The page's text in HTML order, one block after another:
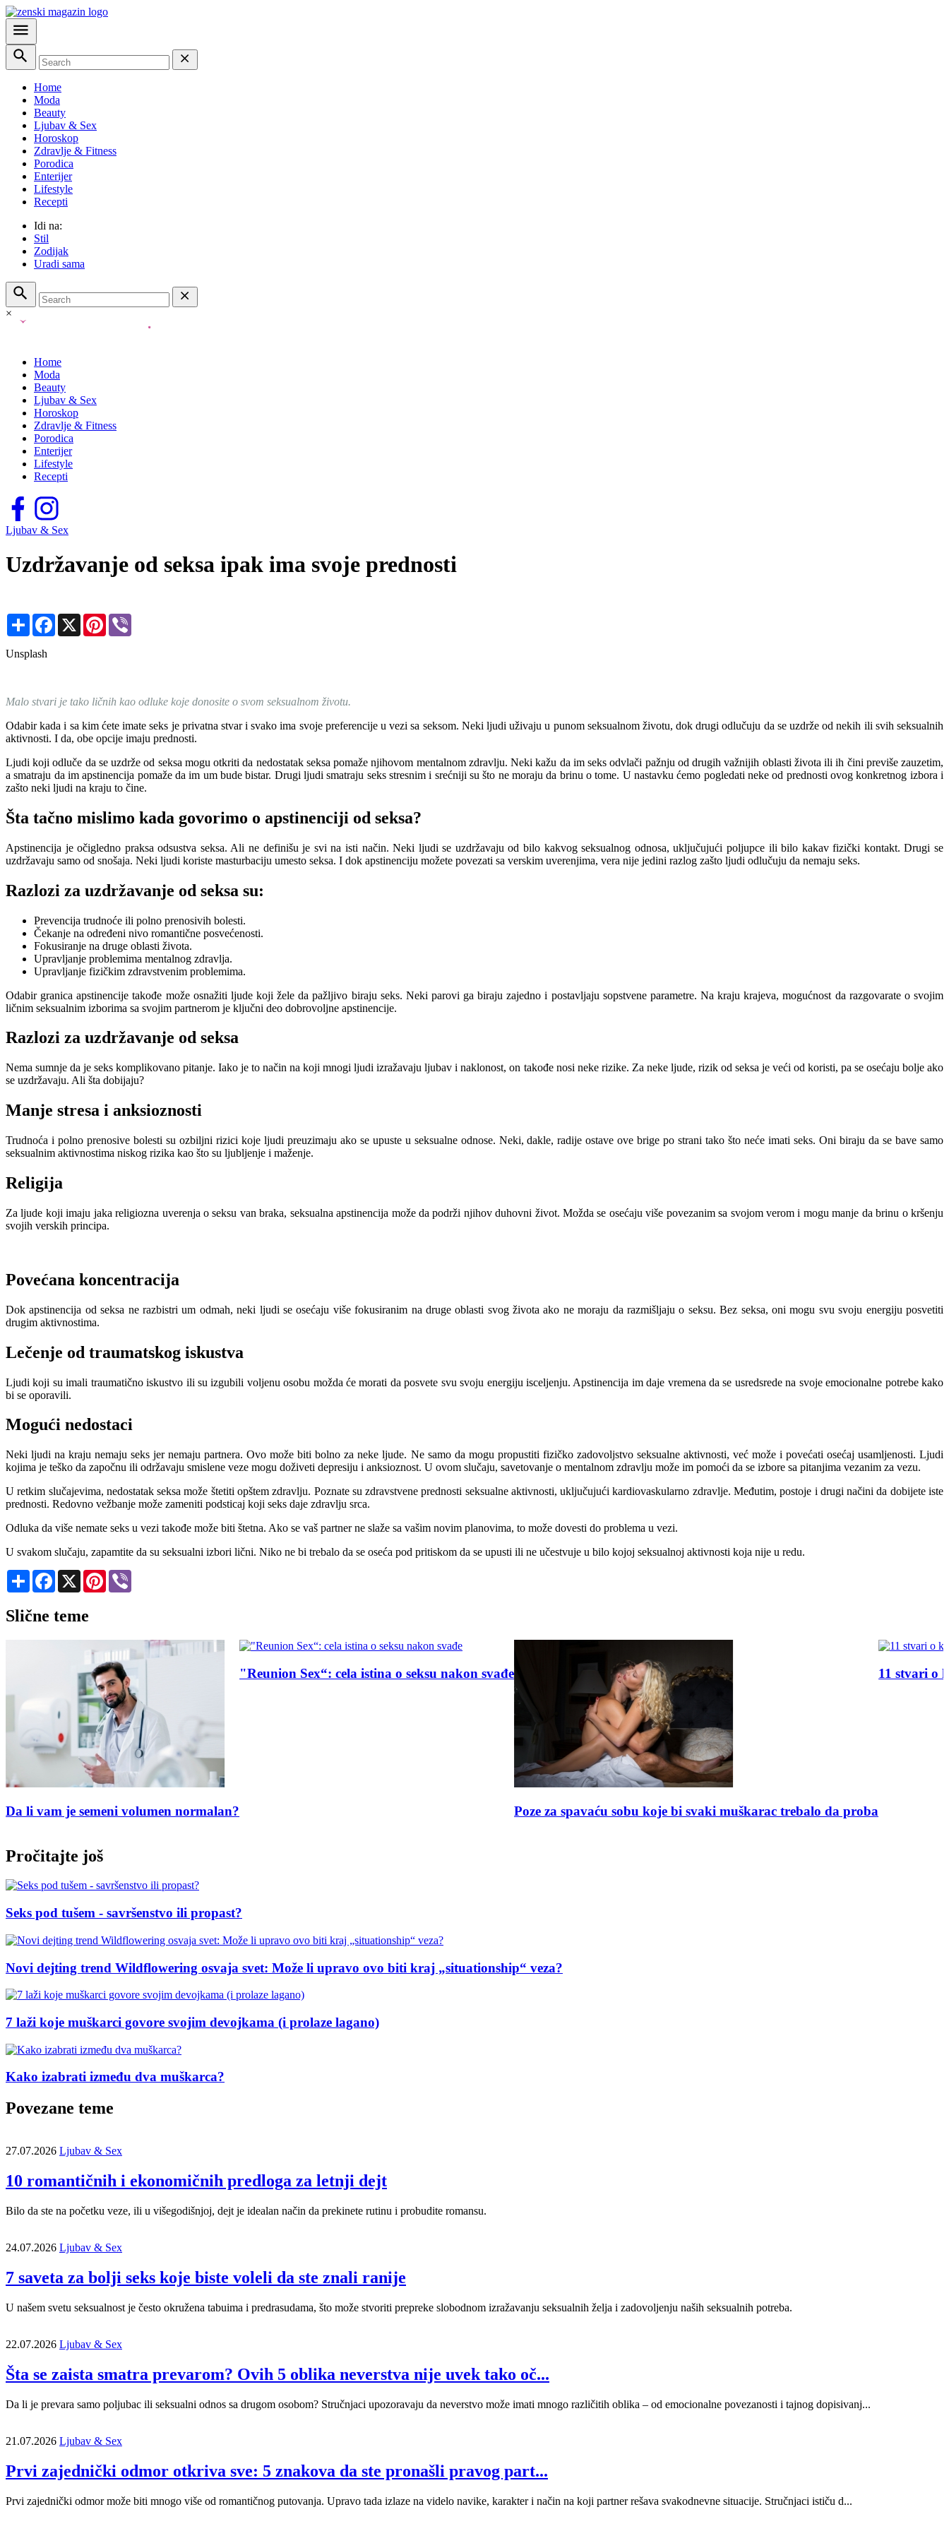
Home
Moda
Beauty
Ljubav & Sex
Horoskop
Zdravlje & Fitness
Porodica
Enterijer
Lifestyle
Recepti
Idi na:
Stil
Zodijak
Uradi sama
×
Home
Moda
Beauty
Ljubav & Sex
Horoskop
Zdravlje & Fitness
Porodica
Enterijer
Lifestyle
Recepti
Ljubav & Sex
Uzdržavanje od seksa ipak ima svoje prednosti
Share Facebook
X Pinterest
Unsplash
Malo stvari je tako ličnih kao odluke koje donosite o svom seksualnom životu.
Odabir kada i sa kim ćete imate seks je privatna stvar i svako ima svoje preferencije u vezi sa seksom. Neki ljudi uživaju u punom seksualnom životu, dok drugi odlučuju da se uzdrže od nekih ili svih seksualnih
aktivnosti. I da, obe opcije imaju prednosti.
Ljudi koji odluče da se uzdrže od seksa mogu otkriti da nedostatak seksa pomaže njihovom mentalnom zdravlju. Neki kažu da im seks odvlači pažnju od drugih važnijih oblasti života ili ih čini previše zauzetim,
a smatraju da im apstinencija pomaže da im um bude bistar. Drugi ljudi smatraju seks stresnim i srećniji su što ne moraju da brinu o tome. U nastavku ćemo pogledati neke od prednosti ovog konkretnog izbora i
zašto neki ljudi na kraju to čine.​
Šta tačno mislimo kada govorimo o apstinenciji od seksa?
Apstinencija je očigledno praksa odsustva seksa. Ali ne definišu je svi na isti način. Neki ljudi se uzdržavaju od bilo kakvog seksualnog odnosa, uključujući poljupce ili bilo kakav fizički kontakt. Drugi se
uzdržavaju samo od snošaja. Neki ljudi koriste masturbaciju umesto seksa. I dok apstinenciju možete povezati sa verskim uverenjima, vera nije jedini razlog zašto ljudi odlučuju da nemaju seks.
Razlozi za uzdržavanje od seksa su:​​
Prevencija trudnoće ili polno prenosivih bolesti.
Čekanje na određeni nivo romantične posvećenosti.
Fokusiranje na druge oblasti života.
Upravljanje problemima mentalnog zdravlja.
Upravljanje fizičkim zdravstvenim problemima.
Odabir granica apstinencije takođe može osnažiti ljude koji žele da pažljivo biraju seks. Neki parovi ga biraju zajedno i postavljaju sopstvene parametre. Na kraju krajeva, mogućnost da razgovarate o svojim
ličnim seksualnim izborima sa svojim partnerom je ključni deo dobrovoljne apstinencije.
Razlozi za uzdržavanje od seksa
Nema sumnje da je seks komplikovano pitanje. Iako je to način na koji mnogi ljudi izražavaju ljubav i naklonost, on takođe nosi neke rizike. Za neke ljude, rizik od seksa je veći od koristi, pa se osećaju bolje ako
se uzdržavaju. Ali šta dobijaju?
Manje stresa i anksioznosti
Trudnoća i polno prenosive bolesti su ozbiljni rizici koje ljudi preuzimaju ako se upuste u seksualne odnose. Neki, dakle, radije ostave ove brige po strani tako što neće imati seks. Oni biraju da se bave samo
seksualnim aktivnostima niskog rizika kao što su ljubljenje i maženje.
Religija
Za ljude koji imaju jaka religiozna uverenja o seksu van braka, seksualna apstinencija može da podrži njihov duhovni život. Možda se osećaju više povezanim sa svojom verom i mogu manje da brinu o kršenju
svojih verskih principa.
Povećana koncentracija
Dok apstinencija od seksa ne razbistri um odmah, neki ljudi se osećaju više fokusiranim na druge oblasti svog života ako ne moraju da razmišljaju o seksu. Bez seksa, oni mogu svu svoju energiju posvetiti
drugim aktivnostima.
Lečenje od traumatskog iskustva
Ljudi koji su imali traumatično iskustvo ili su izgubili voljenu osobu možda će morati da posvete svu svoju energiju isceljenju. Apstinencija im daje vremena da se usredsrede na svoje emocionalne potrebe kako
bi se oporavili.
Mogući nedostaci
Neki ljudi na kraju nemaju seks jer nemaju partnera. Ovo može biti bolno za neke ljude. Ne samo da mogu propustiti fizičko zadovoljstvo seksualne aktivnosti, već može i povećati osećaj usamljenosti. Ljudi
kojima je teško da započnu ili održavaju smislene veze mogu doživeti depresiju i anksioznost. U ovom slučaju, savetovanje o mentalnom zdravlju može im pomoći da se izbore sa pitanjima vezanim za vezu.
U retkim slučajevima, nedostatak seksa može štetiti opštem zdravlju. Poznate su zdravstvene prednosti seksualne aktivnosti, uključujući kardiovaskularno zdravlje. Međutim, postoje i drugi načini da dobijete iste
prednosti. Redovno vežbanje može zameniti podsticaj koji seks daje zdravlju srca.
Odluka da više nemate seks u vezi takođe može biti štetna. Ako se vaš partner ne slaže sa vašim novim planovima, to može dovesti do problema u vezi.
U svakom slučaju, zapamtite da su seksualni izbori lični. Niko ne bi trebalo da se oseća pod pritiskom da se upusti ili ne učestvuje u bilo kojoj seksualnoj aktivnosti koja nije u redu.
Share Facebook
X Pinterest
Slične teme
"Reunion Sex“: cela istina o seksu nakon svađe
Poze za spavaću sobu koje bi svaki muškarac trebalo da proba
11 stvari o kojima žene razmišljaju tokom jutarnjeg
Pročitajte još
Seks pod tušem - savršenstvo ili propast?
Novi dejting trend Wildflowering osvaja svet: Može li upravo ovo biti kraj „situationship“ veza?
7 laži koje muškarci govore svojim devojkama (i prolaze lagano)
Kako izabrati između dva muškarca?
Povezane teme
27.07.2026 Ljubav & Sex
10 romantičnih i ekonomičnih predloga za letnji dejt
Bilo da ste na početku veze, ili u višegodišnjoj, dejt je idealan način da prekinete rutinu i probudite romansu.
24.07.2026 Ljubav & Sex
7 saveta za bolji seks koje biste voleli da ste znali ranije
U našem svetu seksualnost je često okružena tabuima i predrasudama, što može stvoriti prepreke slobodnom izražavanju seksualnih želja i zadovoljenju naših seksualnih potreba.
22.07.2026 Ljubav & Sex
Šta se zaista smatra prevarom? Ovih 5 oblika neverstva nije uvek tako oč...
Da li je prevara samo poljubac ili seksualni odnos sa drugom osobom? Stručnjaci upozoravaju da neverstvo može imati mnogo različitih oblika – od emocionalne povezanosti i tajnog dopisivanj...
21.07.2026 Ljubav & Sex
Prvi zajednički odmor otkriva sve: 5 znakova da ste pronašli pravog part...
Prvi zajednički odmor može biti mnogo više od romantičnog putovanja. Upravo tada izlaze na videlo navike, karakter i način na koji partner rešava svakodnevne situacije. Stručnjaci ističu d...